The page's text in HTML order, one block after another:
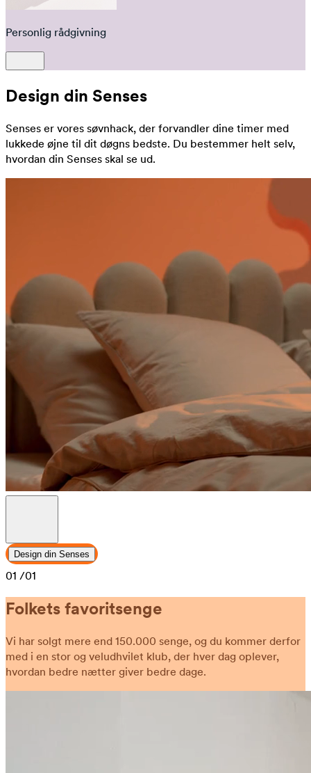
Personlig rådgivning
Design din Senses
Senses er vores søvnhack, der forvandler dine timer med
lukkede øjne til dit døgns bedste. Du bestemmer helt selv,
hvordan din Senses skal se ud.
Design din Senses
01 /01
Folkets favoritsenge
Vi har solgt mere end 150.000 senge, og du kommer derfor
med i en stor og veludhvilet klub, der hver dag oplever,
hvordan bedre nætter giver bedre dage.